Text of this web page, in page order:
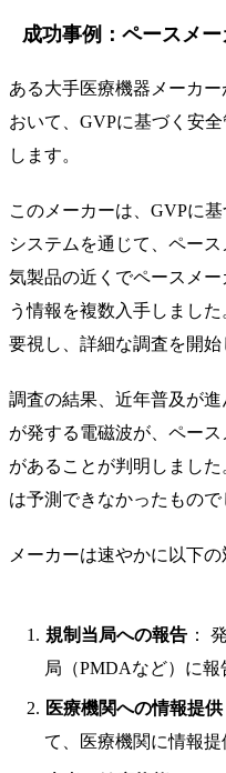
成功事例：ペースメ
ある大手医療機器メーカ
おいて、GVPに基づく安
します。
このメーカーは、GVPに
システムを通じて、ペー
気製品の近くでペースメ
う情報を複数入手しまし
要視し、詳細な調査を開始
調査の結果、近年普及が
が発する電磁波が、ペー
があることが判明しまし
は予測できなかったもので
メーカーは速やかに以下の
規制当局への報告 ：
局（PMDAなど）に報
医療機関への情報提供
て、医療機関に情報提